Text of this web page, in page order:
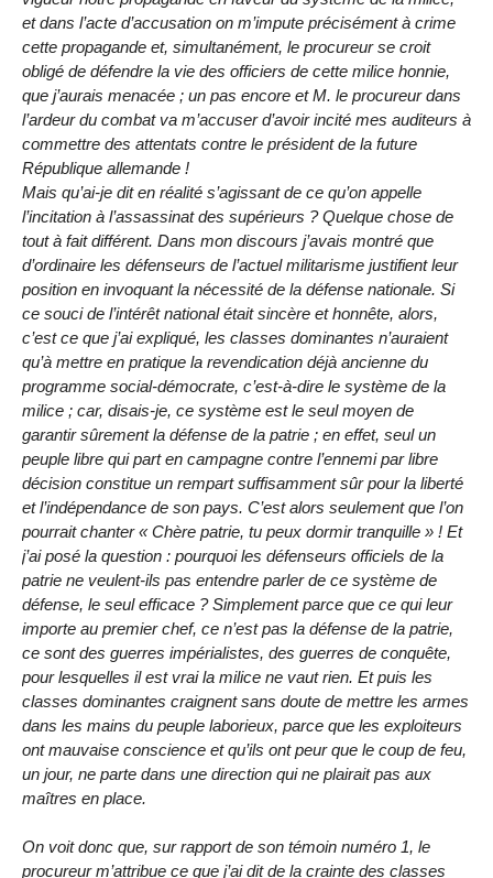
et dans l’acte d’accusation on m’impute précisément à crime
cette propagande et, simultanément, le procureur se croit
obligé de défendre la vie des officiers de cette milice honnie,
que j’aurais menacée ; un pas encore et M. le procureur dans
l’ardeur du combat va m’accuser d’avoir incité mes auditeurs à
commettre des attentats contre le président de la future
République allemande !
Mais qu’ai-je dit en réalité s’agissant de ce qu’on appelle
l’incitation à l’assassinat des supérieurs ? Quelque chose de
tout à fait différent. Dans mon discours j’avais montré que
d’ordinaire les défenseurs de l’actuel militarisme justifient leur
position en invoquant la nécessité de la défense nationale. Si
ce souci de l’intérêt national était sincère et honnête, alors,
c’est ce que j’ai expliqué, les classes dominantes n’auraient
qu’à mettre en pratique la revendication déjà ancienne du
programme social-démocrate, c’est-à-dire le système de la
milice ; car, disais-je, ce système est le seul moyen de
garantir sûrement la défense de la patrie ; en effet, seul un
peuple libre qui part en campagne contre l’ennemi par libre
décision constitue un rempart suffisamment sûr pour la liberté
et l’indépendance de son pays. C’est alors seulement que l’on
pourrait chanter « Chère patrie, tu peux dormir tranquille » ! Et
j’ai posé la question : pourquoi les défenseurs officiels de la
patrie ne veulent-ils pas entendre parler de ce système de
défense, le seul efficace ? Simplement parce que ce qui leur
importe au premier chef, ce n’est pas la défense de la patrie,
ce sont des guerres impérialistes, des guerres de conquête,
pour lesquelles il est vrai la milice ne vaut rien. Et puis les
classes dominantes craignent sans doute de mettre les armes
dans les mains du peuple laborieux, parce que les exploiteurs
ont mauvaise conscience et qu’ils ont peur que le coup de feu,
un jour, ne parte dans une direction qui ne plairait pas aux
maîtres en place.
On voit donc que, sur rapport de son témoin numéro 1, le
procureur m’attribue ce que j’ai dit de la crainte des classes